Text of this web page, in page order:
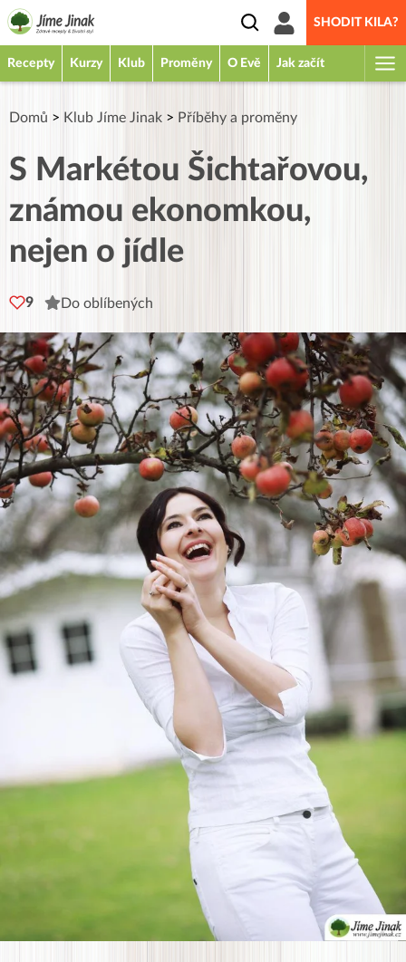
SHODIT KILA?
Recepty Kurzy Klub Proměny O Evě Jak začít
Domů > Klub Jíme Jinak > Příběhy a proměny
S Markétou Šichtařovou,
známou ekonomkou,
nejen o jídle
9 Do oblíbených